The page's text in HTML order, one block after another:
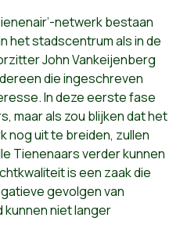
netwerk bestaan
het stadscentrum als in de
John Vankeijenberg
die ingeschreven
In deze eerste fase
maar als zou blijken dat het
nog uit te breiden, zullen
Tienenaars verder kunnen
is een zaak die
gevolgen van
niet langer